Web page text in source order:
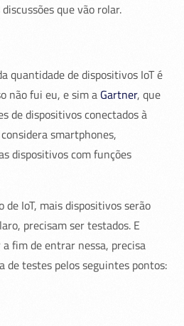
que vão rolar.
quantidade de dispositivos IoT é
não fui eu, e sim aGartner, que
de dispositivos conectados à
smartphones,
dispositivos com funções
de IoT, mais dispositivos serão
precisam ser testados. E
fim de entrar nessa, precisa
de testes pelos seguintes pontos: